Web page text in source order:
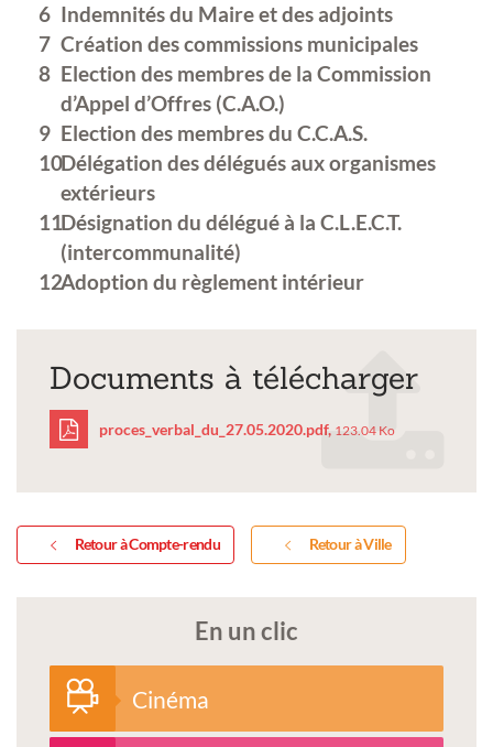
Indemnités du Maire et des adjoints
Création des commissions municipales
Election des membres de la Commission
d’Appel d’Offres (C.A.O.)
Election des membres du C.C.A.S.
Délégation des délégués aux organismes
extérieurs
Désignation du délégué à la C.L.E.C.T.
(intercommunalité)
Adoption du règlement intérieur
Documents à télécharger
proces_verbal_du_27.05.2020.pdf, 123.04 Ko
Retour à Compte-rendu Retour à Ville
En un clic
Cinéma